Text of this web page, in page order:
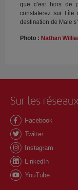
que c’est hors de
constaterez sur l’île
destination de Male
Photo : Nathan
Sur les réseaux
Facebook
Twitter
Instagram
LinkedIn
YouTube